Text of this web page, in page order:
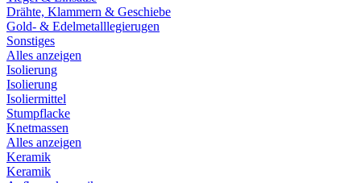
Drähte, Klammern & Geschiebe
Gold- & Edelmetalllegierugen
Sonstiges
Alles anzeigen
Isolierung
Isolierung
Isoliermittel
Stumpflacke
Knetmassen
Alles anzeigen
Keramik
Keramik